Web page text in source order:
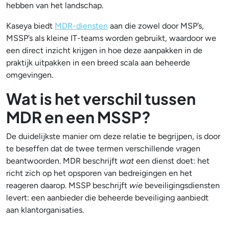
hebben van het landschap.
Kaseya biedt MDR-diensten aan die zowel door MSP’s,
MSSP’s als kleine IT-teams worden gebruikt, waardoor we
een direct inzicht krijgen in hoe deze aanpakken in de
praktijk uitpakken in een breed scala aan beheerde
omgevingen.
Wat is het verschil tussen
MDR en een MSSP?
De duidelijkste manier om deze relatie te begrijpen, is door
te beseffen dat de twee termen verschillende vragen
beantwoorden. MDR beschrijft wat een dienst doet: het
richt zich op het opsporen van bedreigingen en het
reageren daarop. MSSP beschrijft wie beveiligingsdiensten
levert: een aanbieder die beheerde beveiliging aanbiedt
aan klantorganisaties.